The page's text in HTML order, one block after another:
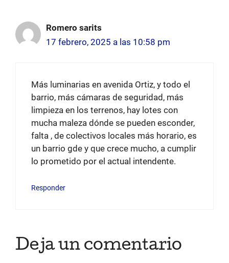
Romero sarits
17 febrero, 2025 a las 10:58 pm
Más luminarias en avenida Ortiz, y todo el
barrio, más cámaras de seguridad, más
limpieza en los terrenos, hay lotes con
mucha maleza dónde se pueden esconder,
falta , de colectivos locales más horario, es
un barrio gde y que crece mucho, a cumplir
lo prometido por el actual intendente.
Responder
Deja un comentario